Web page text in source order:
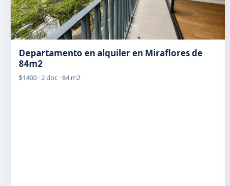
Departamento en alquiler en Miraflores de
84m2
$1400 · 2 dor. · 84 m2